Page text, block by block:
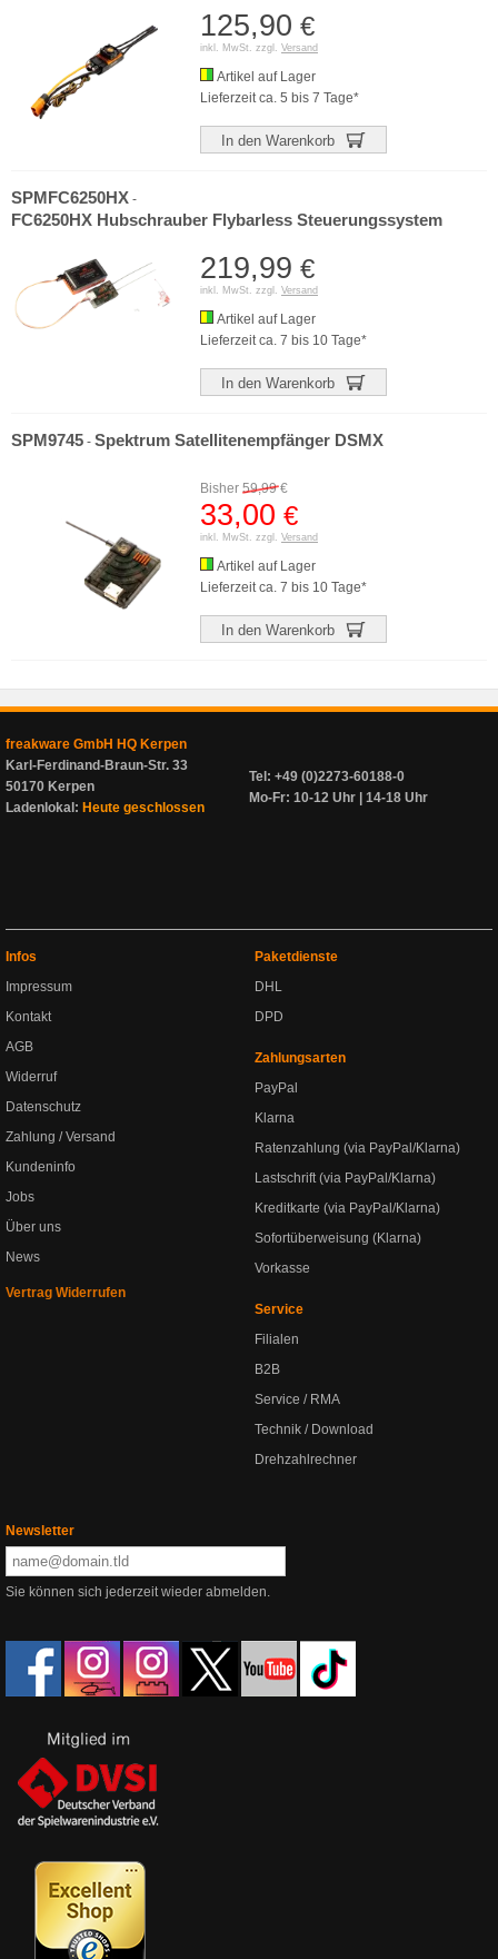
125,90 €
inkl. MwSt. zzgl. Versand
Artikel auf Lager
Lieferzeit ca. 5 bis 7 Tage*
In den Warenkorb
SPMFC6250HX -
FC6250HX Hubschrauber Flybarless Steuerungssystem
219,99 €
inkl. MwSt. zzgl. Versand
Artikel auf Lager
Lieferzeit ca. 7 bis 10 Tage*
In den Warenkorb
SPM9745 - Spektrum Satellitenempfänger DSMX
Bisher 59,99€
33,00 €
inkl. MwSt. zzgl. Versand
Artikel auf Lager
Lieferzeit ca. 7 bis 10 Tage*
In den Warenkorb
freakware GmbH HQ Kerpen
Karl-Ferdinand-Braun-Str. 33
50170 Kerpen
Ladenlokal: Heute geschlossen
Tel: +49 (0)2273-60188-0
Mo-Fr: 10-12 Uhr | 14-18 Uhr
Infos
Impressum
Kontakt
AGB
Widerruf
Datenschutz
Zahlung / Versand
Kundeninfo
Jobs
Über uns
News
Vertrag Widerrufen
Paketdienste
DHL
DPD
Zahlungsarten
PayPal
Klarna
Ratenzahlung (via PayPal/Klarna)
Lastschrift (via PayPal/Klarna)
Kreditkarte (via PayPal/Klarna)
Sofortüberweisung (Klarna)
Vorkasse
Service
Filialen
B2B
Service / RMA
Technik / Download
Drehzahlrechner
Newsletter
Sie können sich jederzeit wieder abmelden.